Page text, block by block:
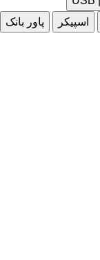
اسپیکر
پاور بانک